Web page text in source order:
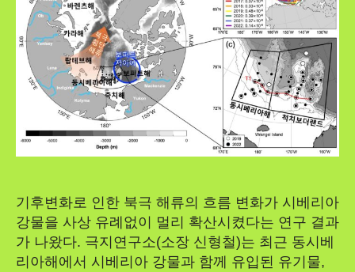
기후변화로 인한 북극 해류의 흐름 변화가 시베리아
강물을 사상 유례없이 멀리 확산시켰다는 연구 결과
가 나왔다. 극지연구소(소장 신형철)는 최근 동시베
리아해에서 시베리아 강물과 함께 유입된 유기물,